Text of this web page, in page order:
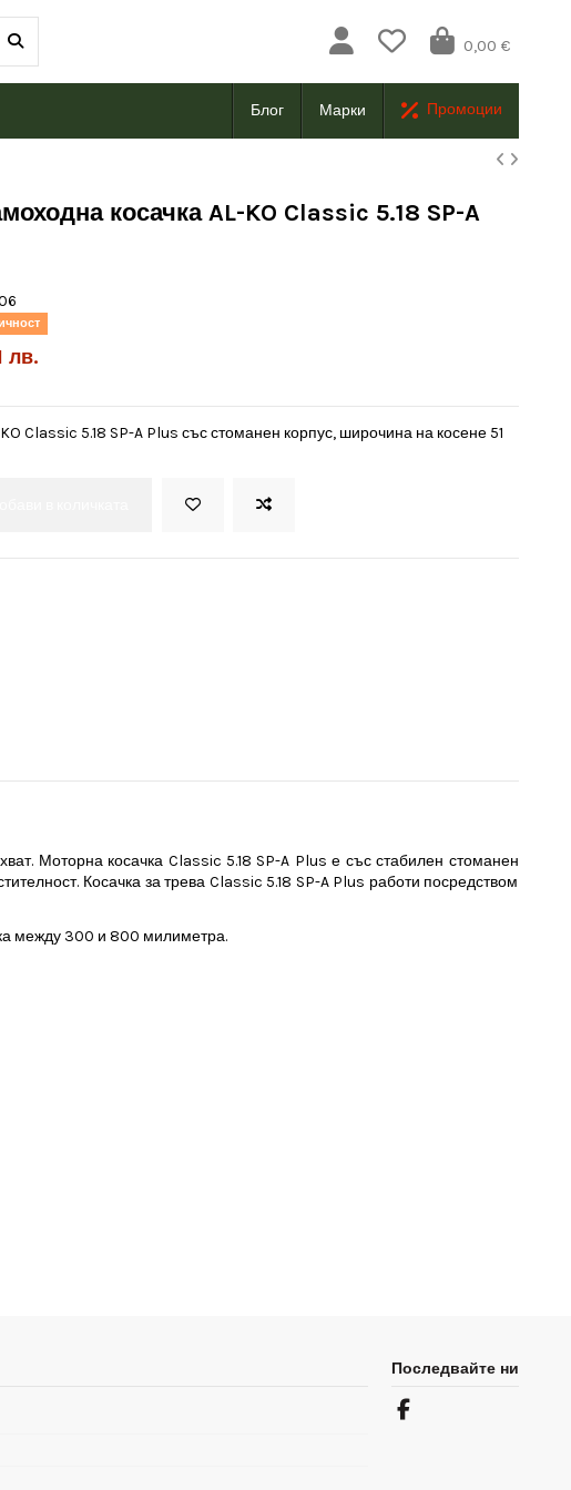
0,00 €
Промоции
Марки
Блог
косачка AL-KO Classic 5.18 SP-A
лв.
Classic 5.18 SP-A Plus със стоманен корпус, широчина на косене 51
Моторна косачка Classic 5.18 SP-A Plus е със стабилен стоманен
Косачка за трева Classic 5.18 SP-A Plus работи посредством
между 300 и 800 милиметра.
Последвайте ни